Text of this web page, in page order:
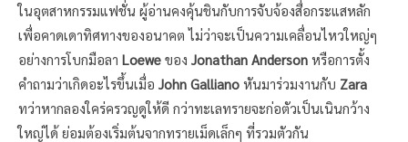
ในอุตสาหกรรมแฟชั่น ผู้อ่านคงคุ้นชินกับการจับจ้องสื่อกระแสหลัก
เพื่อคาดเดาทิศทางของอนาคต ไม่ว่าจะเป็นความเคลื่อนไหวใหญ่ๆ
อย่างการโบกมือลา Loewe ของ Jonathan Anderson หรือการตั้ง
คำถามว่าเกิดอะไรขึ้นเมื่อ John Galliano หันมาร่วมงานกับ Zara
ทว่าหากลองใคร่ครวญดูให้ดี กว่าทะเลทรายจะก่อตัวเป็นเนินกว้าง
ใหญ่ได้ ย่อมต้องเริ่มต้นจากทรายเม็ดเล็กๆ ที่รวมตัวกัน